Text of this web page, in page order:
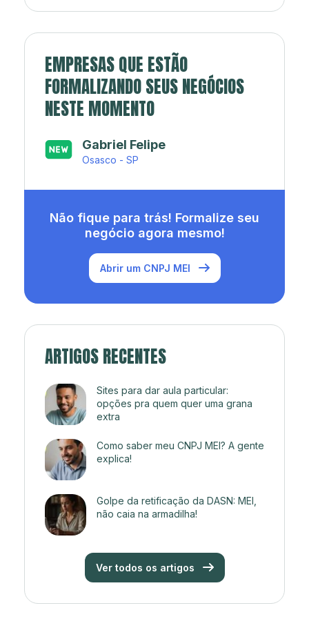
EMPRESAS QUE ESTÃO
FORMALIZANDO SEUS NEGÓCIOS
NESTE MOMENTO
Japa’s açaí e sorveteria
Rio de Janeiro - RJ
Não fique para trás! Formalize seu
negócio agora mesmo!
Abrir um CNPJ MEI
ARTIGOS RECENTES
Sites para dar aula particular:
opções pra quem quer uma grana
extra
Como saber meu CNPJ MEI? A gente
explica!
Golpe da retificação da DASN: MEI,
não caia na armadilha!
Ver todos os artigos